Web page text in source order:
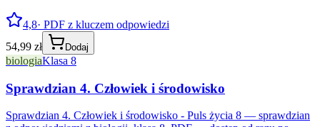
4,8· PDF z kluczem odpowiedzi
54,99 zł
Dodaj
biologiaKlasa 8
Sprawdzian 4. Człowiek i środowisko
Sprawdzian 4. Człowiek i środowisko - Puls życia 8 — sprawdzian